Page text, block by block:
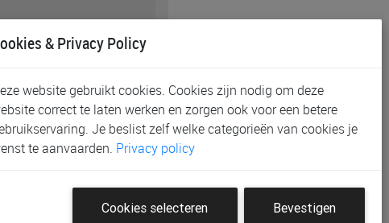
& Privacy Policy
website gebruikt cookies. Cookies zijn nodig om deze
correct te laten werken en zorgen ook voor een betere
Je beslist zelf welke categorieën van cookies je
te aanvaarden. Privacy policy
Cookies selecteren Bevestigen